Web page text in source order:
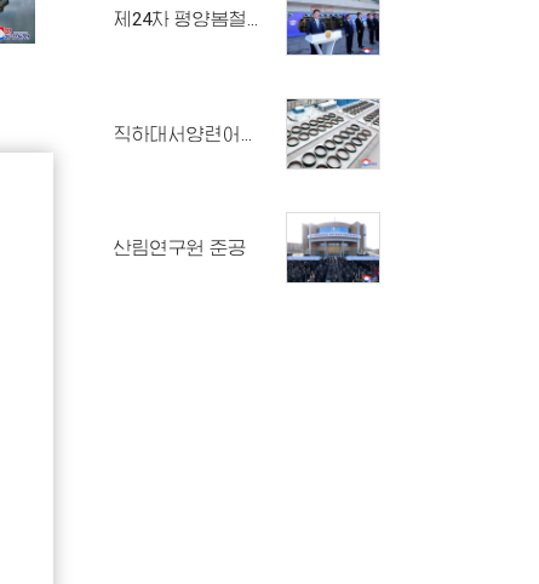
제24차 평양봄철국제상품전람회 개막
직하대서양련어종어장 준공식 진행
산림연구원 준공